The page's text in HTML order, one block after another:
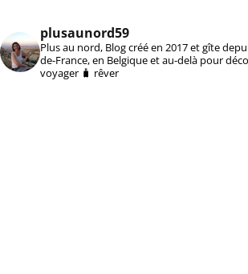
plusaunord59
Plus au nord, Blog créé en 2017 et gîte
de-France, en Belgique et au-delà pour
voyager 🧳 rêver